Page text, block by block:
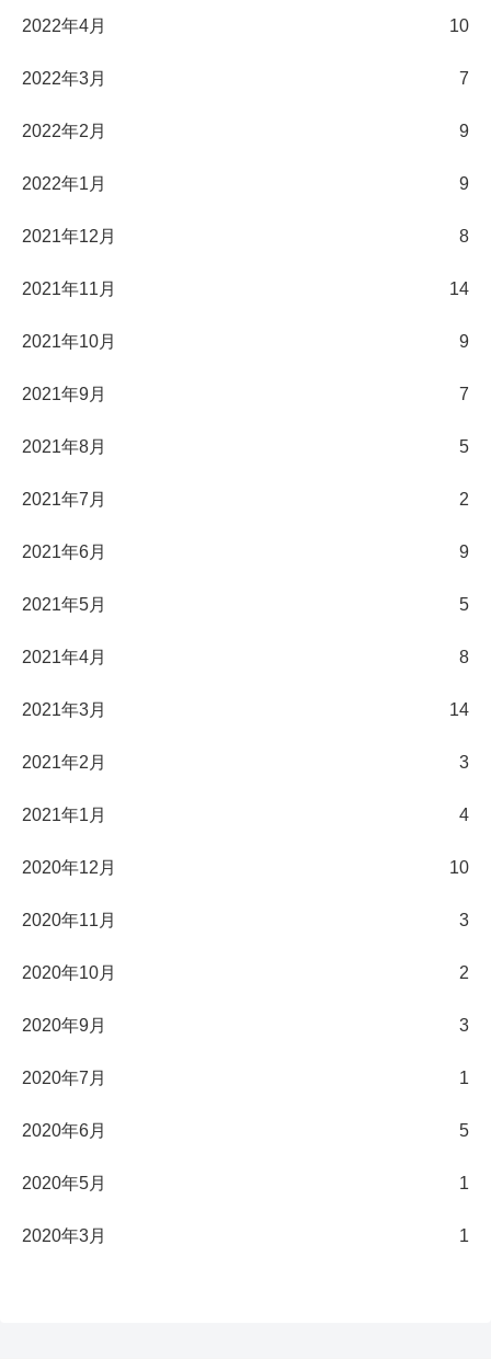
2022年4月 10
2022年3月 7
2022年2月 9
2022年1月 9
2021年12月 8
2021年11月 14
2021年10月 9
2021年9月 7
2021年8月 5
2021年7月 2
2021年6月 9
2021年5月 5
2021年4月 8
2021年3月 14
2021年2月 3
2021年1月 4
2020年12月 10
2020年11月 3
2020年10月 2
2020年9月 3
2020年7月 1
2020年6月 5
2020年5月 1
2020年3月 1